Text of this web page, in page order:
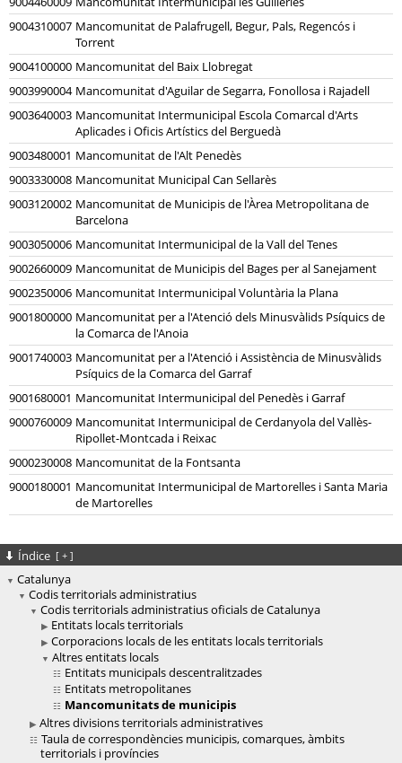
9004310007 Mancomunitat de Palafrugell, Begur, Pals, Regencós i
Torrent
9004100000 Mancomunitat del Baix Llobregat
9003990004 Mancomunitat d'Aguilar de Segarra, Fonollosa i Rajadell
9003640003 Mancomunitat Intermunicipal Escola Comarcal d'Arts
Aplicades i Oficis Artístics del Berguedà
9003480001 Mancomunitat de l'Alt Penedès
9003330008 Mancomunitat Municipal Can Sellarès
9003120002 Mancomunitat de Municipis de l'Àrea Metropolitana de
Barcelona
9003050006 Mancomunitat Intermunicipal de la Vall del Tenes
9002660009 Mancomunitat de Municipis del Bages per al Sanejament
9002350006 Mancomunitat Intermunicipal Voluntària la Plana
9001800000 Mancomunitat per a l'Atenció dels Minusvàlids Psíquics de
la Comarca de l'Anoia
9001740003 Mancomunitat per a l'Atenció i Assistència de Minusvàlids
Psíquics de la Comarca del Garraf
9001680001 Mancomunitat Intermunicipal del Penedès i Garraf
9000760009 Mancomunitat Intermunicipal de Cerdanyola del Vallès-
Ripollet-Montcada i Reixac
9000230008 Mancomunitat de la Fontsanta
9000180001 Mancomunitat Intermunicipal de Martorelles i Santa Maria
de Martorelles
Índice [ + ]
Catalunya
Codis territorials administratius
Codis territorials administratius oficials de Catalunya
Entitats locals territorials
Corporacions locals de les entitats locals territorials
Altres entitats locals
Entitats municipals descentralitzades
Entitats metropolitanes
Mancomunitats de municipis
Altres divisions territorials administratives
Taula de correspondències municipis, comarques, àmbits
territorials i províncies